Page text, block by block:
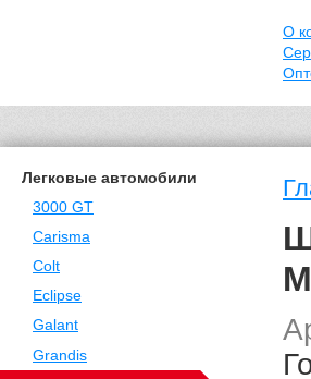
О
Легковые автомобили
3000 GT
Carisma
Colt
Eclipse
Galant
Grandis